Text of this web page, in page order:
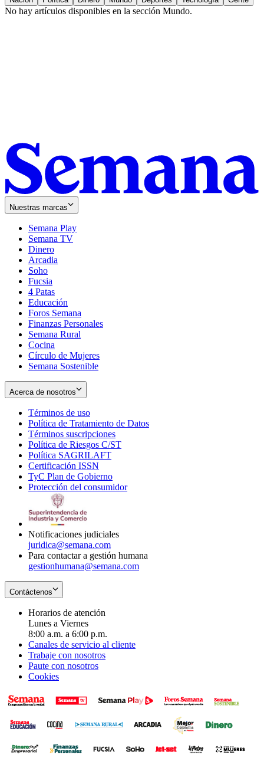
No hay artículos disponibles en la sección Mundo.
Nuestras marcas
Semana Play
Semana TV
Dinero
Arcadia
Soho
in
new
window
Fucsia
in
new
window
4 Patas
Educación
Foros Semana
Finanzas Personales
Semana Rural
Cocina
Círculo de Mujeres
Semana Sostenible
Acerca de nosotros
Términos de uso
in
new
window
Política de Tratamiento de Datos
Términos suscripciones
in
Política de Riesgos C/ST
Política SAGRILAFT
new
window
Certificación ISSN
in
new
TyC Plan de Gobierno
in
Protección del consumidorOpens
Notificaciones judiciales
juridica@semana.com
Para contactar a gestión humana
gestionhumana@semana.com
Contáctenos
Horarios de atención
Lunes a Viernes
8:00 a.m. a 6:00 p.m.
Canales de servicio al cliente
Trabaje con nosotros
Paute con nosotros
Cookies